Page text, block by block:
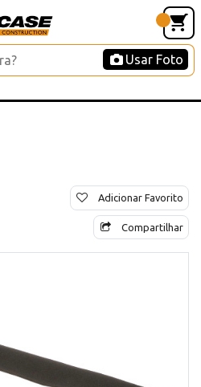
Usar Foto
Adicionar Favorito
Compartilhar